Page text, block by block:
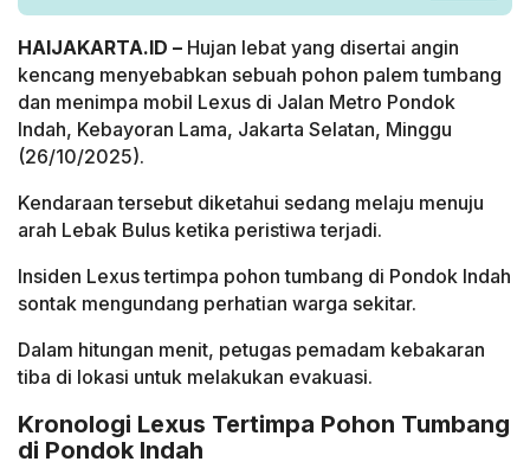
HAIJAKARTA.ID – Hujan lebat yang disertai angin
kencang menyebabkan sebuah pohon palem tumbang
dan menimpa mobil Lexus di Jalan Metro Pondok
Indah, Kebayoran Lama, Jakarta Selatan, Minggu
(26/10/2025).
Kendaraan tersebut diketahui sedang melaju menuju
arah Lebak Bulus ketika peristiwa terjadi.
Insiden Lexus tertimpa pohon tumbang di Pondok Indah
sontak mengundang perhatian warga sekitar.
Dalam hitungan menit, petugas pemadam kebakaran
tiba di lokasi untuk melakukan evakuasi.
Kronologi Lexus Tertimpa Pohon Tumbang
di Pondok Indah